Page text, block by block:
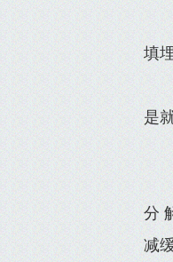
填
是
分
减